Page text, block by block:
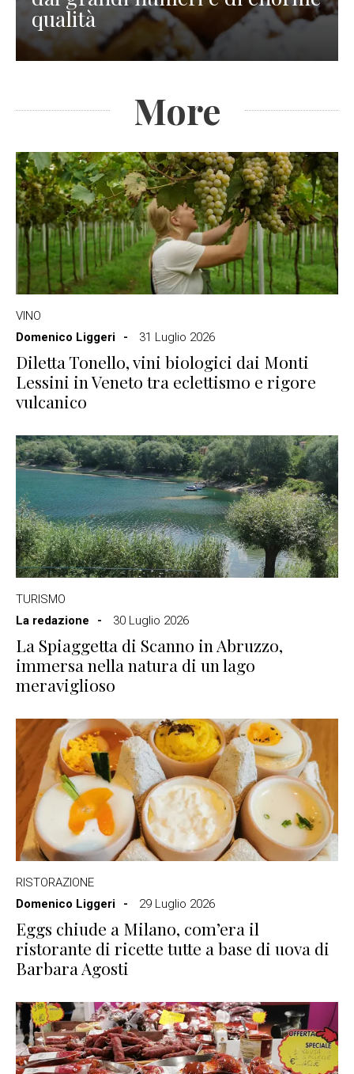
qualità
More
VINO
Domenico Liggeri
31 Luglio 2026
Diletta Tonello, vini biologici dai Monti
Lessini in Veneto tra eclettismo e rigore
vulcanico
TURISMO
La redazione
30 Luglio 2026
La Spiaggetta di Scanno in Abruzzo,
immersa nella natura di un lago
meraviglioso
RISTORAZIONE
Domenico Liggeri
29 Luglio 2026
Eggs chiude a Milano, com’era il
ristorante di ricette tutte a base di uova di
Barbara Agosti